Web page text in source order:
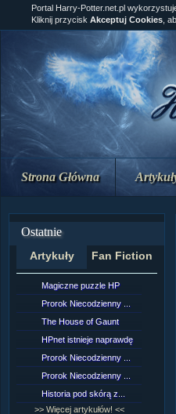
Strona Główna
Ostatnie
Artykuły Fan Fiction
Magiczne puzzle HP
Prorok Niecodzienny ...
The House of Gaunt
HPnet istnieje naprawdę
Prorok Niecodzienny ...
Prorok Niecodzienny ...
Historia pod skórą z...
>> Więcej artykułów! <<
Portal Harry-Potter.net.pl
Kliknij przycisk Akceptuj Cookies ,